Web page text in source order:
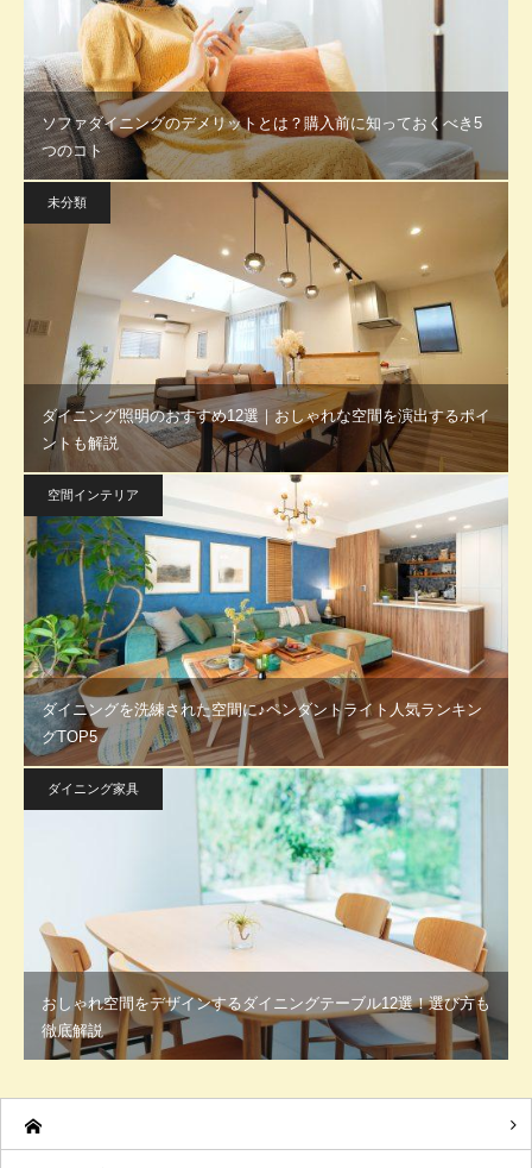
ソファダイニングのデメリットとは？購入前に知っておくべき5
つのコト
未分類
ダイニング照明のおすすめ12選｜おしゃれな空間を演出するポイ
ントも解説
空間インテリア
ダイニングを洗練された空間に♪ペンダントライト人気ランキン
グTOP5
ダイニング家具
おしゃれ空間をデザインするダイニングテーブル12選！選び方も
徹底解説